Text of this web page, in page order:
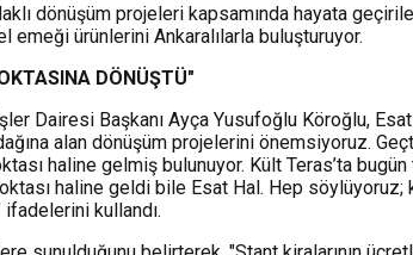
dönüşüm projeleri kapsamında hayata
emeği ürünlerini Ankaralılarla buluşturuyor.
DÖNÜŞTÜ"
Dairesi Başkanı Ayça Yusufoğlu Köroğlu,
alan dönüşüm projelerini önemsiyoruz.
haline gelmiş bulunuyor. Kült Teras’ta
haline geldi bile Esat Hal. Hep
kullandı.